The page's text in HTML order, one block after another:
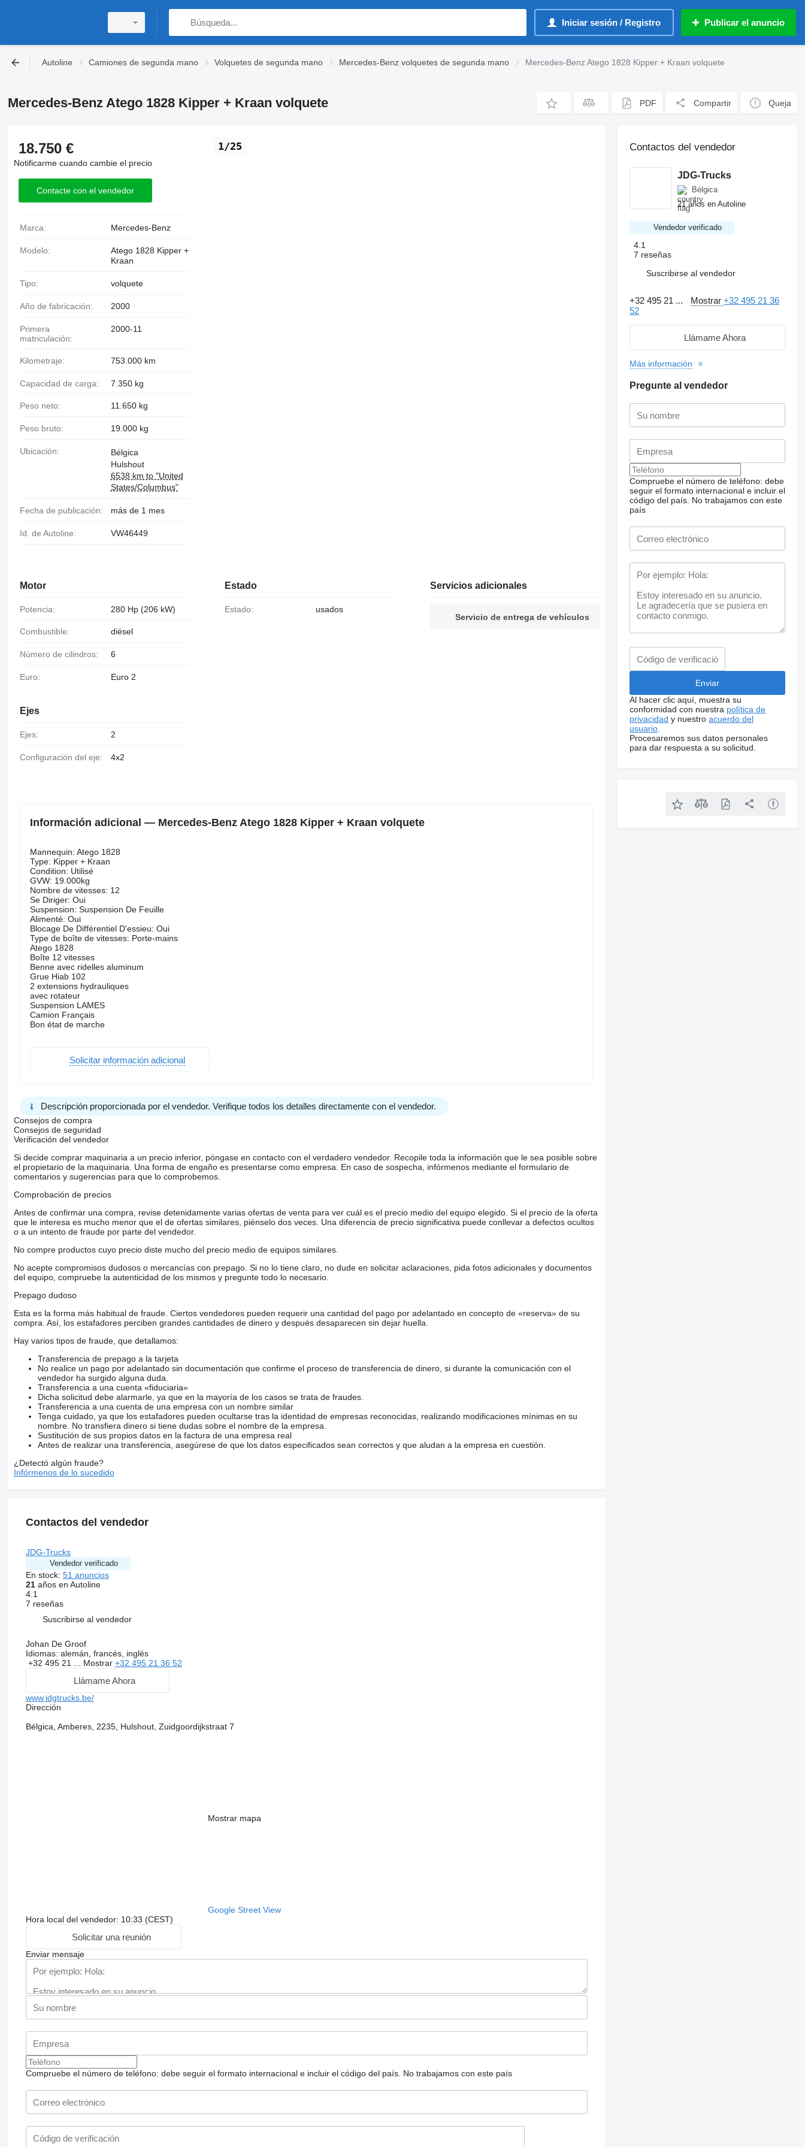
Iniciar sesión / Registro Publicar el anuncio
Autoline Camiones de segunda mano Volquetes de segunda mano Mercedes-Benz volquetes de segunda mano Mercedes-Benz Atego 1828 Kipper + Kraan volquete
Mercedes-Benz Atego 1828 Kipper + Kraan volquete PDF Compartir Queja
1/25
18.750 €
Notificarme cuando cambie el precio
Contacte con el vendedor
Marca: Mercedes-Benz
Modelo:
Atego 1828 Kipper +
Kraan
Tipo: volquete
Año de fabricación: 2000
Primera
matriculación:
2000-11
Kilometraje: 753.000 km
Capacidad de carga: 7.350 kg
Peso neto: 11.650 kg
Peso bruto: 19.000 kg
Ubicación:
Bélgica
Hulshout
6538 km to "United
States/Columbus"
Fecha de publicación: más de 1 mes
Id. de Autoline: VW46449
Motor
Potencia: 280 Hp (206 kW)
Combustible: diésel
Número de cilindros: 6
Euro: Euro 2
Ejes
Ejes: 2
Configuración del eje: 4x2
Estado
Estado: usados
Servicios adicionales
Servicio de entrega de vehículos
Información adicional — Mercedes-Benz Atego 1828 Kipper + Kraan volquete
Mannequin: Atego 1828
Type: Kipper + Kraan
Condition: Utilisé
GVW: 19.000kg
Nombre de vitesses: 12
Se Diriger: Oui
Suspension: Suspension De Feuille
Alimenté: Oui
Blocage De Différentiel D'essieu: Oui
Type de boîte de vitesses: Porte-mains
Atego 1828
Boîte 12 vitesses
Benne avec ridelles aluminum
Grue Hiab 102
2 extensions hydrauliques
avec rotateur
Suspension LAMES
Camion Français
Bon état de marche
Solicitar información adicional
Descripción proporcionada por el vendedor. Verifique todos los detalles directamente con el vendedor.
Consejos de compra
Consejos de seguridad
Verificación del vendedor
Si decide comprar maquinaria a un precio inferior, póngase en contacto con el verdadero vendedor. Recopile toda la información que le sea posible sobre
el propietario de la maquinaria. Una forma de engaño es presentarse como empresa. En caso de sospecha, infórmenos mediante el formulario de
comentarios y sugerencias para que lo comprobemos.
Comprobación de precios
Antes de confirmar una compra, revise detenidamente varias ofertas de venta para ver cuál es el precio medio del equipo elegido. Si el precio de la oferta
que le interesa es mucho menor que el de ofertas similares, piénselo dos veces. Una diferencia de precio significativa puede conllevar a defectos ocultos
o a un intento de fraude por parte del vendedor.
No compre productos cuyo precio diste mucho del precio medio de equipos similares.
No acepte compromisos dudosos o mercancías con prepago. Si no lo tiene claro, no dude en solicitar aclaraciones, pida fotos adicionales y documentos
del equipo, compruebe la autenticidad de los mismos y pregunte todo lo necesario.
Prepago dudoso
Esta es la forma más habitual de fraude. Ciertos vendedores pueden requerir una cantidad del pago por adelantado en concepto de «reserva» de su
compra. Así, los estafadores perciben grandes cantidades de dinero y después desaparecen sin dejar huella.
Hay varios tipos de fraude, que detallamos:
Transferencia de prepago a la tarjeta
No realice un pago por adelantado sin documentación que confirme el proceso de transferencia de dinero, si durante la comunicación con el
vendedor ha surgido alguna duda.
Transferencia a una cuenta «fiduciaria»
Dicha solicitud debe alarmarle, ya que en la mayoría de los casos se trata de fraudes.
Transferencia a una cuenta de una empresa con un nombre similar
Tenga cuidado, ya que los estafadores pueden ocultarse tras la identidad de empresas reconocidas, realizando modificaciones mínimas en su
nombre. No transfiera dinero si tiene dudas sobre el nombre de la empresa.
Sustitución de sus propios datos en la factura de una empresa real
Antes de realizar una transferencia, asegúrese de que los datos especificados sean correctos y que aludan a la empresa en cuestión.
¿Detectó algún fraude?
Infórmenos de lo sucedido
Contactos del vendedor
JDG-Trucks
Vendedor verificado
En stock: 51 anuncios
21años en Autoline
4.1
7 reseñas
Suscribirse al vendedor
Johan De Groof
Idiomas: alemán, francés, inglés
+32 495 21 ... Mostrar +32 495 21 36 52
Llámame Ahora
www.jdgtrucks.be/
Dirección
Bélgica, Amberes, 2235, Hulshout, Zuidgoordijkstraat 7
Mostrar mapa
Google Street View
Hora local del vendedor: 10:33 (CEST)
Solicitar una reunión
Enviar mensaje
Compruebe el número de teléfono: debe seguir el formato internacional e incluir el código del país. No trabajamos con este país
Contactos del vendedor
JDG-Trucks
Bélgica
21 años en Autoline
Vendedor verificado
4.1
7 reseñas
Suscribirse al vendedor
+32 495 21 ... Mostrar+32 495 21 36
52
Llámame Ahora
Más información
Pregunte al vendedor
Compruebe el número de teléfono: debe
seguir el formato internacional e incluir el
código del país. No trabajamos con este
país
Al hacer clic aquí, muestra su
conformidad con nuestra política de
privacidad y nuestroacuerdo del
usuario
Procesaremos sus datos personales
para dar respuesta a su solicitud.